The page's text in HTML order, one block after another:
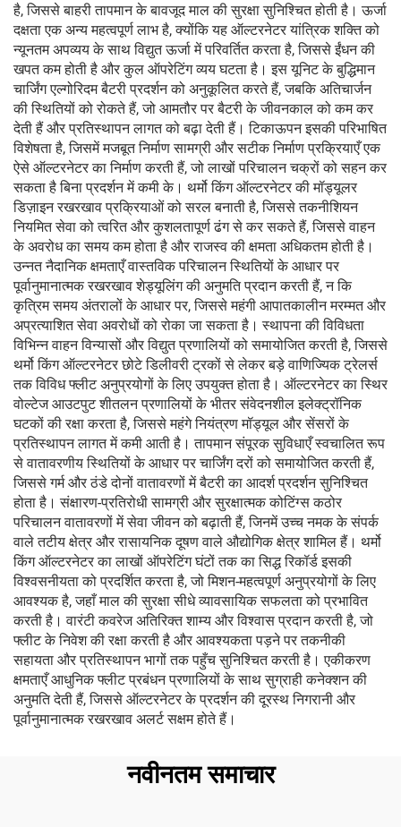
है, जिससे बाहरी तापमान के बावजूद माल की सुरक्षा सुनिश्चित होती है। ऊर्जा
दक्षता एक अन्य महत्वपूर्ण लाभ है, क्योंकि यह ऑल्टरनेटर यांत्रिक शक्ति को
न्यूनतम अपव्यय के साथ विद्युत ऊर्जा में परिवर्तित करता है, जिससे ईंधन की
खपत कम होती है और कुल ऑपरेटिंग व्यय घटता है। इस यूनिट के बुद्धिमान
चार्जिंग एल्गोरिदम बैटरी प्रदर्शन को अनुकूलित करते हैं, जबकि अतिचार्जन
की स्थितियों को रोकते हैं, जो आमतौर पर बैटरी के जीवनकाल को कम कर
देती हैं और प्रतिस्थापन लागत को बढ़ा देती हैं। टिकाऊपन इसकी परिभाषित
विशेषता है, जिसमें मजबूत निर्माण सामग्री और सटीक निर्माण प्रक्रियाएँ एक
ऐसे ऑल्टरनेटर का निर्माण करती हैं, जो लाखों परिचालन चक्रों को सहन कर
सकता है बिना प्रदर्शन में कमी के। थर्मो किंग ऑल्टरनेटर की मॉड्यूलर
डिज़ाइन रखरखाव प्रक्रियाओं को सरल बनाती है, जिससे तकनीशियन
नियमित सेवा को त्वरित और कुशलतापूर्ण ढंग से कर सकते हैं, जिससे वाहन
के अवरोध का समय कम होता है और राजस्व की क्षमता अधिकतम होती है।
उन्नत नैदानिक क्षमताएँ वास्तविक परिचालन स्थितियों के आधार पर
पूर्वानुमानात्मक रखरखाव शेड्यूलिंग की अनुमति प्रदान करती हैं, न कि
कृत्रिम समय अंतरालों के आधार पर, जिससे महंगी आपातकालीन मरम्मत और
अप्रत्याशित सेवा अवरोधों को रोका जा सकता है। स्थापना की विविधता
विभिन्न वाहन विन्यासों और विद्युत प्रणालियों को समायोजित करती है, जिससे
थर्मो किंग ऑल्टरनेटर छोटे डिलीवरी ट्रकों से लेकर बड़े वाणिज्यिक ट्रेलर्स
तक विविध फ्लीट अनुप्रयोगों के लिए उपयुक्त होता है। ऑल्टरनेटर का स्थिर
वोल्टेज आउटपुट शीतलन प्रणालियों के भीतर संवेदनशील इलेक्ट्रॉनिक
घटकों की रक्षा करता है, जिससे महंगे नियंत्रण मॉड्यूल और सेंसरों के
प्रतिस्थापन लागत में कमी आती है। तापमान संपूरक सुविधाएँ स्वचालित रूप
से वातावरणीय स्थितियों के आधार पर चार्जिंग दरों को समायोजित करती हैं,
जिससे गर्म और ठंडे दोनों वातावरणों में बैटरी का आदर्श प्रदर्शन सुनिश्चित
होता है। संक्षारण-प्रतिरोधी सामग्री और सुरक्षात्मक कोटिंग्स कठोर
परिचालन वातावरणों में सेवा जीवन को बढ़ाती हैं, जिनमें उच्च नमक के संपर्क
वाले तटीय क्षेत्र और रासायनिक दूषण वाले औद्योगिक क्षेत्र शामिल हैं। थर्मो
किंग ऑल्टरनेटर का लाखों ऑपरेटिंग घंटों तक का सिद्ध रिकॉर्ड इसकी
विश्वसनीयता को प्रदर्शित करता है, जो मिशन-महत्वपूर्ण अनुप्रयोगों के लिए
आवश्यक है, जहाँ माल की सुरक्षा सीधे व्यावसायिक सफलता को प्रभावित
करती है। वारंटी कवरेज अतिरिक्त शाम्य और विश्वास प्रदान करती है, जो
फ्लीट के निवेश की रक्षा करती है और आवश्यकता पड़ने पर तकनीकी
सहायता और प्रतिस्थापन भागों तक पहुँच सुनिश्चित करती है। एकीकरण
क्षमताएँ आधुनिक फ्लीट प्रबंधन प्रणालियों के साथ सुग्राही कनेक्शन की
अनुमति देती हैं, जिससे ऑल्टरनेटर के प्रदर्शन की दूरस्थ निगरानी और
पूर्वानुमानात्मक रखरखाव अलर्ट सक्षम होते हैं।
नवीनतम समाचार